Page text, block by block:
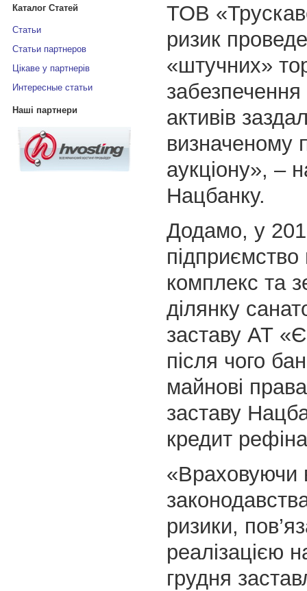
Каталог Статей
Статьи
Статьи партнеров
Цікаве у партнерів
Интересные статьи
Наші партнери
ТОВ
ризик
«штучних»
активів
визначеному
аукціону», –
Нацбанку.
Додамо, у
комплекс та
ділянку
заставу АТ
після чого
майнові
заставу
кредит
«Враховуючи
ризики,
реалізацією
грудня